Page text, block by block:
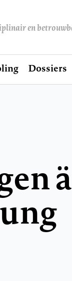
en
Dossiers